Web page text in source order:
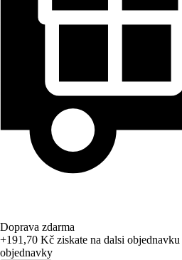
Doprava zdarma
+191,70 Kč ziskate na dalsi objednavku
objednavky